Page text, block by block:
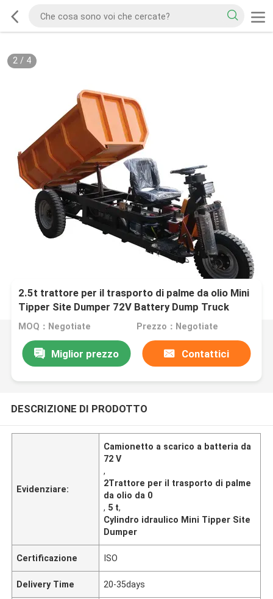
2/ 4
2.5t trattore per il trasporto di palme da olio Mini
Tipper Site Dumper 72V Battery Dump Truck
cilindro idraulico
MOQ：Negotiate Prezzo：Negotiate
Miglior prezzo Contattici
DESCRIZIONE DI PRODOTTO
Evidenziare:
Camionetto a scarico a batteria da
72 V
,
2Trattore per il trasporto di palme
da olio da 0
, 5 t,
Cylindro idraulico Mini Tipper Site
Dumper
Certificazione ISO
Delivery Time 20-35days